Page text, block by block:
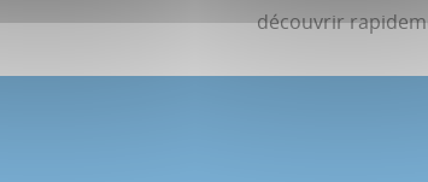
découvrir